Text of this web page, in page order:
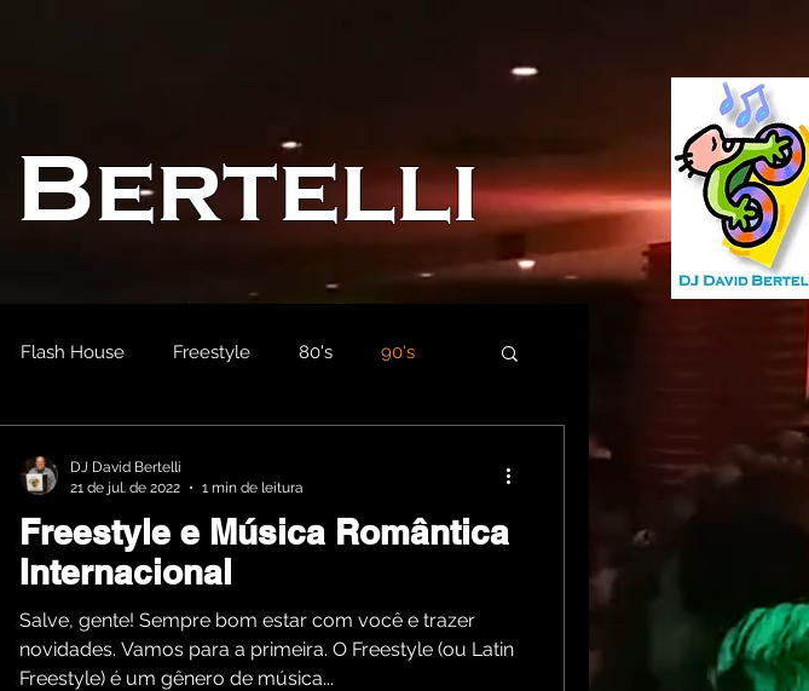
Bertelli
Flash House Freestyle 80's 90's
Freestyle e Música Romântica
Internacional
Salve, gente! Sempre bom estar com você e trazer
novidades. Vamos para a primeira. O Freestyle (ou Latin
Freestyle) é um gênero de música...
DJ David Bertelli
21 de jul. de 2022
1 min de leitura